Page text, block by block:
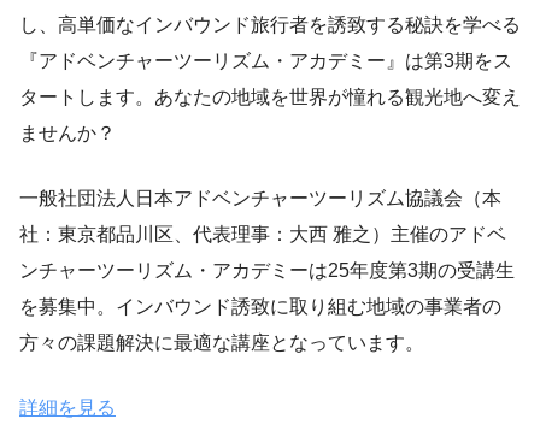
し、高単価なインバウンド旅行者を誘致する秘訣を学べる
『アドベンチャーツーリズム・アカデミー』は第3期をス
タートします。あなたの地域を世界が憧れる観光地へ変え
ませんか？
一般社団法人日本アドベンチャーツーリズム協議会（本
社：東京都品川区、代表理事：大西 雅之）主催のアドベ
ンチャーツーリズム・アカデミーは25年度第3期の受講生
を募集中。インバウンド誘致に取り組む地域の事業者の
方々の課題解決に最適な講座となっています。
詳細を見る